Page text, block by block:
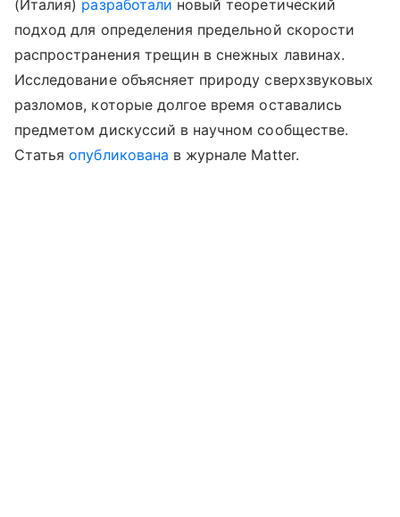
(Италия) разработали новый теоретический
подход для определения предельной скорости
распространения трещин в снежных лавинах.
Исследование объясняет природу сверхзвуковых
разломов, которые долгое время оставались
предметом дискуссий в научном сообществе.
Статьяопубликована в журнале Matter.